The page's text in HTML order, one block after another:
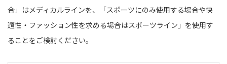
合」はメディカルラインを、「スポーツにのみ使用する場合や快
適性・ファッション性を求める場合はスポーツライン」を使用す
ることをご検討ください。